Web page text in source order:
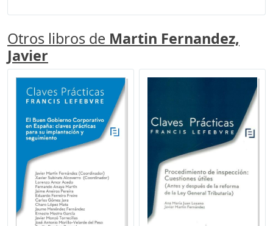
Otros libros de Martin Fernandez,
Javier